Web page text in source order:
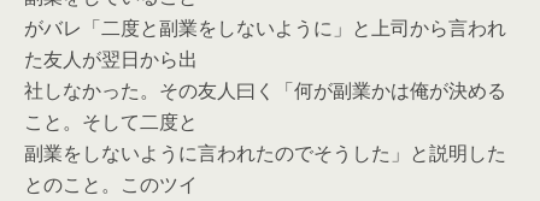
がバレ「二度と副業をしないように」と上司から言われ
た友人が翌日から出
社しなかった。その友人曰く「何が副業かは俺が決める
こと。そして二度と
副業をしないように言われたのでそうした」と説明した
とのこと。このツイ